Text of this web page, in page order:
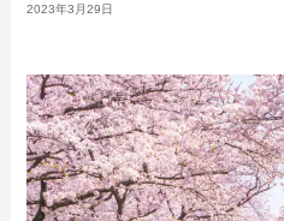
2023年3月29日